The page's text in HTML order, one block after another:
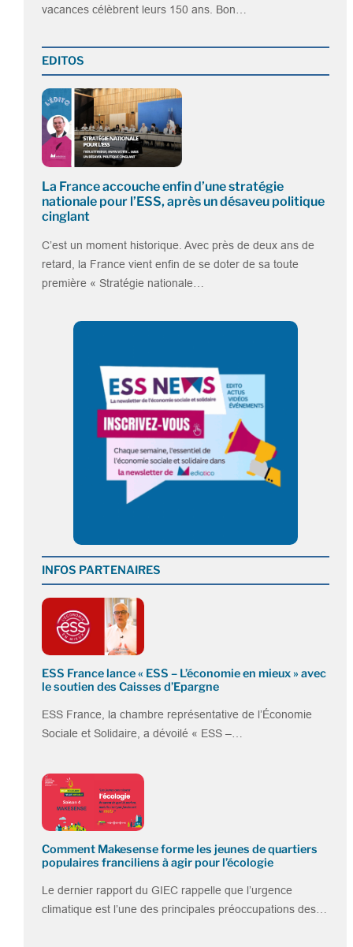
vacances célèbrent leurs 150 ans. Bon…
EDITOS
La France accouche enfin d’une stratégie
nationale pour l’ESS, après un désaveu politique
cinglant
C’est un moment historique. Avec près de deux ans de
retard, la France vient enfin de se doter de sa toute
première « Stratégie nationale…
INFOS PARTENAIRES
ESS France lance « ESS – L’économie en mieux » avec
le soutien des Caisses d’Epargne
ESS France, la chambre représentative de l’Économie
Sociale et Solidaire, a dévoilé « ESS –…
Comment Makesense forme les jeunes de quartiers
populaires franciliens à agir pour l’écologie
Le dernier rapport du GIEC rappelle que l’urgence
climatique est l’une des principales préoccupations des…